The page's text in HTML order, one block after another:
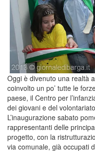
Oggi è divenuto una realtà
coinvolto un po’ tutte le
paese, il Centro per
dei giovani e del
L’inaugurazione sabato
rappresentanti delle
progetto, con la
via comunale, già occupati